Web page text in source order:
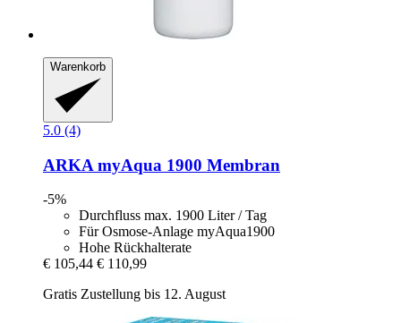
Warenkorb
5.0 (4)
ARKA myAqua 1900 Membran
-5%
Durchfluss max. 1900 Liter / Tag
Für Osmose-Anlage myAqua1900
Hohe Rückhalterate
€ 105,44 € 110,99
Gratis Zustellung bis 12. August